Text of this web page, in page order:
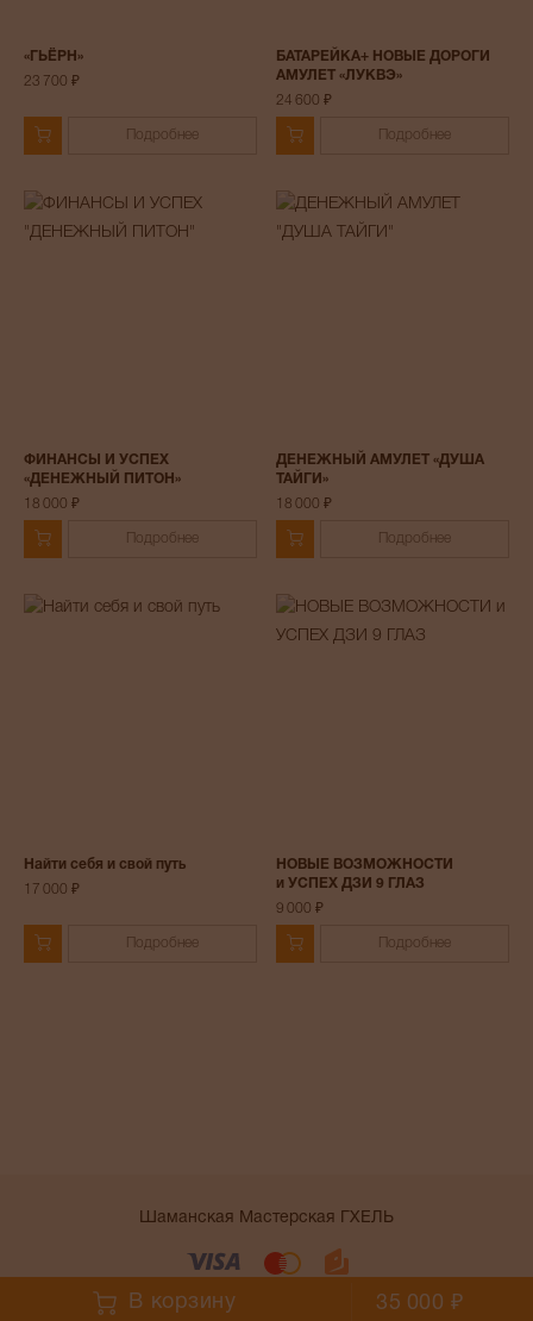
В корзину 35 000 ₽
«ГЬЁРН»
23 700 ₽
Подробнее
БАТАРЕЙКА+ НОВЫЕ ДОРОГИ
АМУЛЕТ «ЛУКВЭ»
24 600 ₽
Подробнее
ФИНАНСЫ И УСПЕХ
«ДЕНЕЖНЫЙ ПИТОН»
18 000 ₽
Подробнее
ДЕНЕЖНЫЙ АМУЛЕТ «ДУША
ТАЙГИ»
18 000 ₽
Подробнее
Найти себя и свой путь
17 000 ₽
Подробнее
НОВЫЕ ВОЗМОЖНОСТИ
и УСПЕХ ДЗИ 9 ГЛАЗ
9 000 ₽
Подробнее
Шаманская Мастерская ГХЕЛЬ
Условия работы сайта